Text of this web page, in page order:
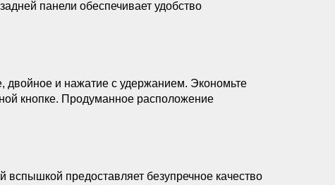
панели обеспечивает удобство
двойное и нажатие с удержанием. Экономьте
кнопке. Продуманное расположение
предоставляет безупречное качество